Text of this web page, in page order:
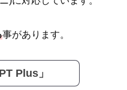
事があります。
Plus」